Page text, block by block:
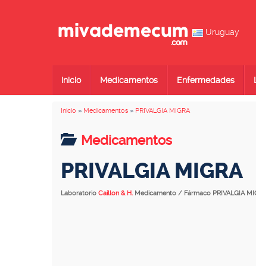
Uruguay
Inicio Medicamentos Enfermedades
Inicio » Medicamentos » PRIVALGIA MIGRA
Medicamentos
PRIVALGIA MIGRA
Laboratorio Caillon & H. Medicamento / Fármaco PRIVALGIA